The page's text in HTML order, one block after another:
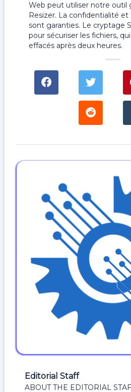
Web peut utiliser notre outil
Resizer. La confidentialité
sont garanties. Le cryptage
pour sécuriser les fichiers,
effacés après deux heures.
Editorial Staff
ABOUT THE EDITORIAL